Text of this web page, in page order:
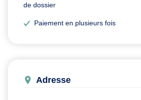
de dossier
Paiement en plusieurs fois
Adresse